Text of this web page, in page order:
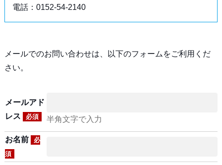
電話：0152-54-2140
メールでのお問い合わせは、以下のフォームをご利用くだ
さい。
メールアド
レス
必須 半角文字で入力
お名前
必
須